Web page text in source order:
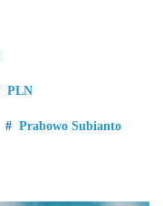
PLN
Prabowo Subianto